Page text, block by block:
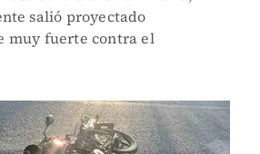
salió proyectado
muy fuerte contra el